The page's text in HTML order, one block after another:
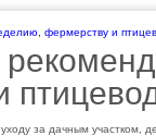
за дачным участком,